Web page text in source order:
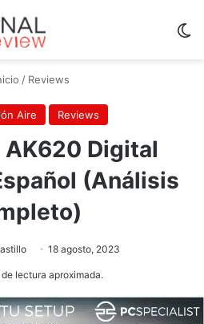
/ Reviews
Aire Reviews
AK620 Digital
(Análisis
18 agosto, 2023
lectura aproximada.